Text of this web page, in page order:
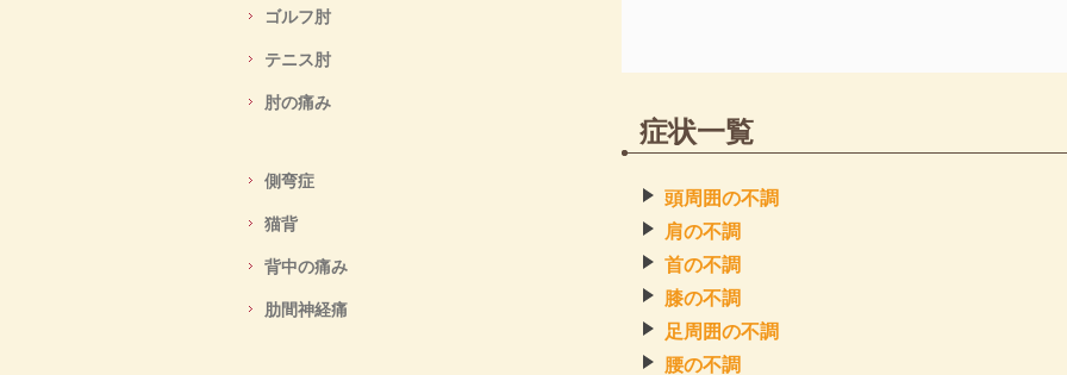
症状一覧
頭周囲の不調
肩の不調
首の不調
膝の不調
足周囲の不調
腰の不調
ゴルフ肘
テニス肘
肘の痛み
側弯症
猫背
背中の痛み
肋間神経痛